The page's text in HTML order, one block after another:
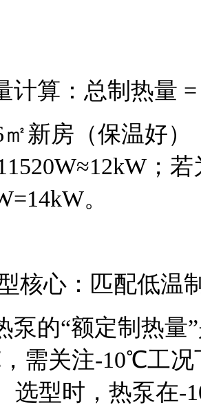
计算：总制热量
㎡新房（保温好）
；
。
核心：匹配低温
泵的“额定制热
需关注-10℃工况
选型时，热泵在